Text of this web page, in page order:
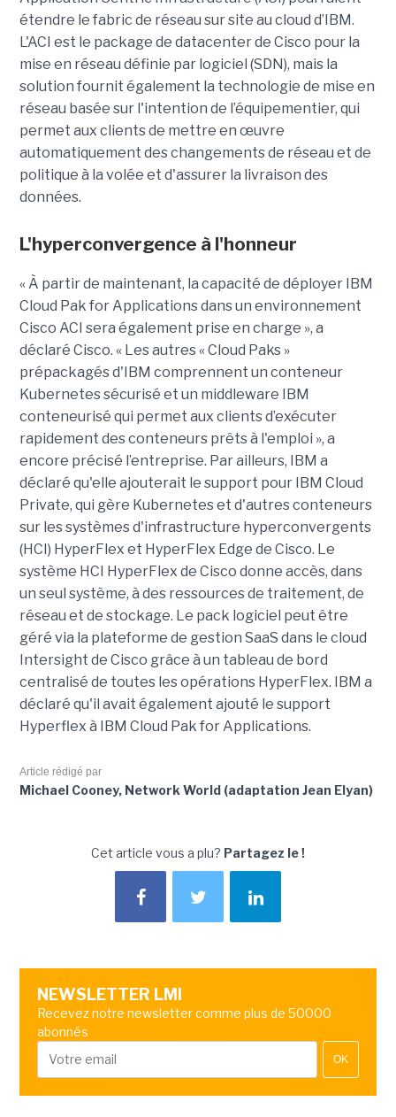
étendre le fabric de réseau sur site au cloud d’IBM.
L'ACI est le package de datacenter de Cisco pour la
mise en réseau définie par logiciel (SDN), mais la
solution fournit également la technologie de mise en
réseau basée sur l'intention de l’équipementier, qui
permet aux clients de mettre en œuvre
automatiquement des changements de réseau et de
politique à la volée et d'assurer la livraison des
données.
L'hyperconvergence à l'honneur
« À partir de maintenant, la capacité de déployer IBM
Cloud Pak for Applications dans un environnement
Cisco ACI sera également prise en charge », a
déclaré Cisco. « Les autres « Cloud Paks »
prépackagés d'IBM comprennent un conteneur
Kubernetes sécurisé et un middleware IBM
conteneurisé qui permet aux clients d’exécuter
rapidement des conteneurs prêts à l'emploi », a
encore précisé l’entreprise. Par ailleurs, IBM a
déclaré qu'elle ajouterait le support pour IBM Cloud
Private, qui gère Kubernetes et d'autres conteneurs
sur les systèmes d'infrastructure hyperconvergents
(HCI) HyperFlex et HyperFlex Edge de Cisco. Le
système HCI HyperFlex de Cisco donne accès, dans
un seul système, à des ressources de traitement, de
réseau et de stockage. Le pack logiciel peut être
géré via la plateforme de gestion SaaS dans le cloud
Intersight de Cisco grâce à un tableau de bord
centralisé de toutes les opérations HyperFlex. IBM a
déclaré qu'il avait également ajouté le support
Hyperflex à IBM Cloud Pak for Applications.
Article rédigé par
Michael Cooney, Network World (adaptation Jean Elyan)
Cet article vous a plu? Partagez le !
NEWSLETTER LMI
Recevez notre newsletter comme plus de 50000
abonnés
OK